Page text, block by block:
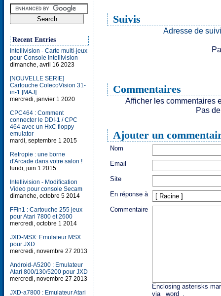
Recent Entries
Intellivision - Carte multi-jeux
pour Console Intellivision
dimanche, avril 16 2023
[NOUVELLE SERIE]
Cartouche ColecoVision 31-
in-1 [MAJ]
mercredi, janvier 1 2020
CPC464 : Comment
connecter le DDI-1 / CPC
464 avec un HxC floppy
emulator
mardi, septembre 1 2015
Retropie : une borne
d'Arcade dans votre salon !
lundi, juin 1 2015
Intellivision - Modification
Video pour console Secam
dimanche, octobre 5 2014
FFin1 : Cartouche 255 jeux
pour Atari 7800 et 2600
mercredi, octobre 1 2014
JXD-MSX: Emulateur MSX
pour JXD
mercredi, novembre 27 2013
Android-A5200 : Emulateur
Atari 800/130/5200 pour JXD
mercredi, novembre 27 2013
JXD-a7800 : Emulateur Atari
Suivis
Adresse de
Commentaires
Afficher les commentaires
Pas
Ajouter un
Nom
Email
Site
En réponse à
Commentaire
Enclosing asterisks
via _word_.